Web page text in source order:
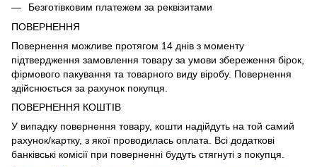
Безготівковим платежем за реквізитами
ПОВЕРНЕННЯ
Повернення можливе протягом 14 днів з моменту
підтвердження замовлення товару за умови збереження бірок,
фірмового пакування та товарного виду віробу. Повернення
здійснюється за рахунок покупця.
ПОВЕРНЕННЯ КОШТІВ
У випадку повернення товару, кошти надійдуть на той самий
рахунок/картку, з якої проводилась оплата. Всі додаткові
банківські комісії при поверненні будуть стягнуті з покупця.